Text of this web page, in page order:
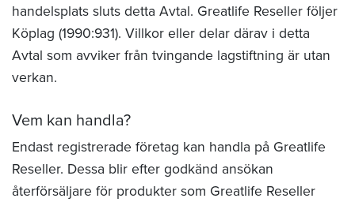
handelsplats sluts detta Avtal. Greatlife Reseller följer
Köplag (1990:931). Villkor eller delar därav i detta
Avtal som avviker från tvingande lagstiftning är utan
verkan.
Vem kan handla?
Endast registrerade företag kan handla på Greatlife
Reseller. Dessa blir efter godkänd ansökan
återförsäljare för produkter som Greatlife Reseller